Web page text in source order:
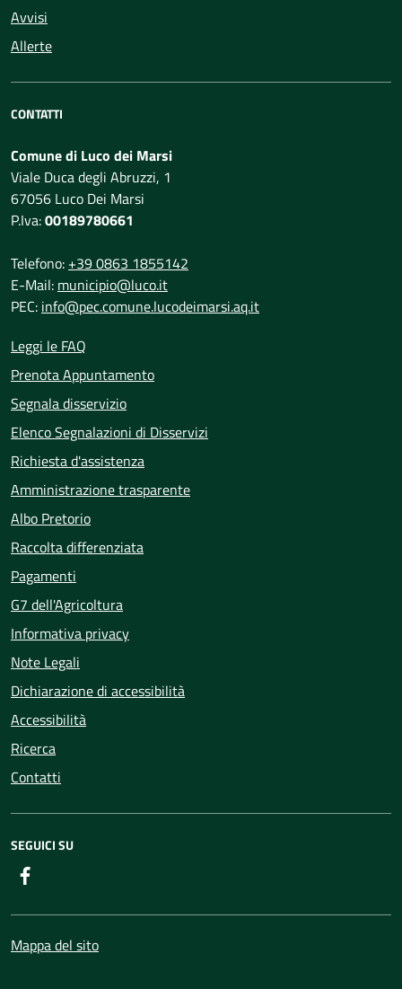
Avvisi
Allerte
CONTATTI
Comune di Luco dei Marsi
Viale Duca degli Abruzzi, 1
67056 Luco Dei Marsi
P.Iva:00189780661
Telefono: +39 0863 1855142
E-Mail: municipio@luco.it
PEC: info@pec.comune.lucodeimarsi.aq.it
Leggi le FAQ
Prenota Appuntamento
Segnala disservizio
Elenco Segnalazioni di Disservizi
Richiesta d'assistenza
Amministrazione trasparente
Albo Pretorio
Raccolta differenziata
Pagamenti
G7 dell'Agricoltura
Informativa privacy
Note Legali
Dichiarazione di accessibilità
Accessibilità
Ricerca
Contatti
SEGUICI SU
Mappa del sito